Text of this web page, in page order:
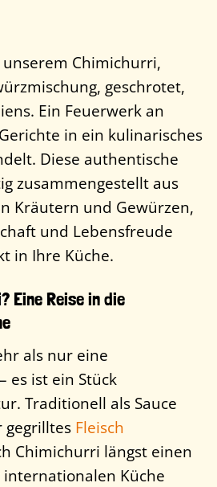
Chimichurri,
geschrotet,
Ein Feuerwerk an
in ein kulinarisches
Diese authentische
zusammengestellt aus
Kräutern und Gewürzen,
und Lebensfreude
in Ihre Küche.
Eine Reise in die
als nur eine
es ist ein Stück
Traditionell als Sauce
gegrilltes Fleisch
Chimichurri längst einen
Küche